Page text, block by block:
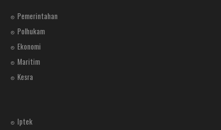
Pemerintahan
Polhukam
Ekonomi
Maritim
Kesra
Iptek